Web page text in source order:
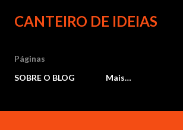
Pular para o conteúdo
CANTEIRO DE IDEIAS
Páginas
SOBRE O BLOG
Mais…